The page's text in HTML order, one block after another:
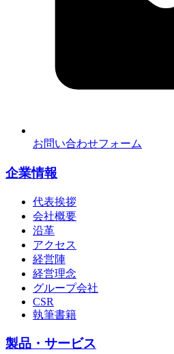
お問い合わせフォーム
企業情報
代表挨拶
会社概要
沿革
アクセス
経営陣
経営理念
グループ会社
CSR
執筆書籍
製品・サービス